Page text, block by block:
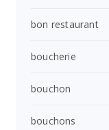
bon restaurant
boucherie
bouchon
bouchons